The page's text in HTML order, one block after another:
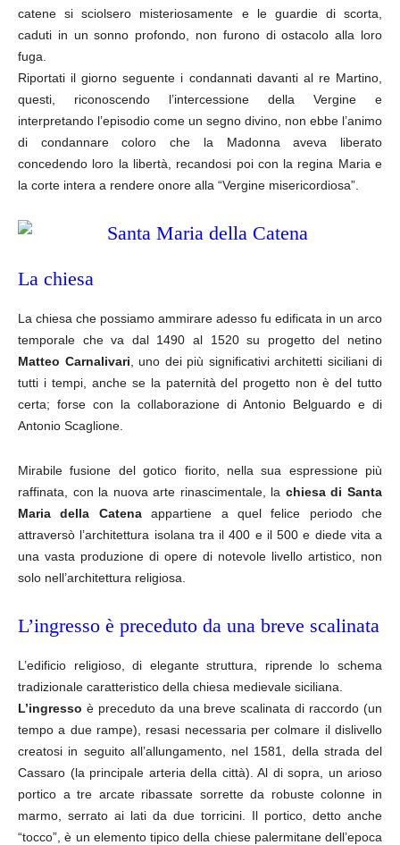
catene si sciolsero misteriosamente e le guardie di scorta,
caduti in un sonno profondo, non furono di ostacolo alla loro
fuga.
Riportati il giorno seguente i condannati davanti al re Martino,
questi, riconoscendo l’intercessione della Vergine e
interpretando l’episodio come un segno divino, non ebbe l’animo
di condannare coloro che la Madonna aveva liberato
concedendo loro la libertà, recandosi poi con la regina Maria e
la corte intera a rendere onore alla “Vergine misericordiosa”.
La chiesa
La chiesa che possiamo ammirare adesso fu edificata in un arco
temporale che va dal 1490 al 1520 su progetto del netino
Matteo Carnalivari , uno dei più significativi architetti siciliani di
tutti i tempi, anche se la paternità del progetto non è del tutto
certa; forse con la collaborazione di Antonio Belguardo e di
Antonio Scaglione.
Mirabile fusione del gotico fiorito, nella sua espressione più
raffinata, con la nuova arte rinascimentale, la chiesa di Santa
Maria della Catenaappartiene a quel felice periodo che
attraversò l’architettura isolana tra il 400 e il 500 e diede vita a
una vasta produzione di opere di notevole livello artistico, non
solo nell’architettura religiosa.
L’ingresso è preceduto da una breve scalinata
L’edificio religioso, di elegante struttura, riprende lo schema
tradizionale caratteristico della chiesa medievale siciliana.
L’ingresso è preceduto da una breve scalinata di raccordo (un
tempo a due rampe), resasi necessaria per colmare il dislivello
creatosi in seguito all’allungamento, nel 1581, della strada del
Cassaro (la principale arteria della città). Al di sopra, un arioso
portico a tre arcate ribassate sorrette da robuste colonne in
marmo, serrato ai lati da due torricini. Il portico, detto anche
“tocco”, è un elemento tipico della chiese palermitane dell’epoca